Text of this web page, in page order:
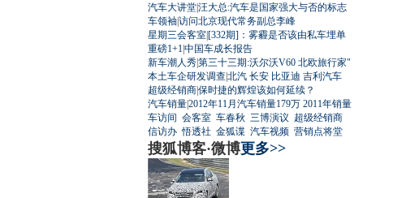
汽车大讲堂|汪大总:汽车是国家强大与否的标志
车领袖|访问北京现代常务副总李峰
星期三会客室|[332期]：雾霾是否该由私车埋单
重磅1+1 |中国车成长报告
新车潮人秀|第三十三期:沃尔沃V60 北欧旅行家"
本土车企研发调查|北汽 长安 比亚迪 吉利汽车
超级经销商|保时捷的辉煌该如何延续？
汽车销量|2012年11月汽车销量179万 2011年销量
车访间 会客室 车春秋 三博演议 超级经销商
信访办 悟透社 金狐谍 汽车视频 营销点将堂
搜狐博客·微博更多>>